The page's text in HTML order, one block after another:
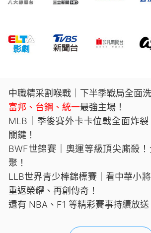
中職精采割喉戰｜下半季戰局全面
富邦、台鋼、統一最強主場！
MLB｜季後賽外卡卡位戰全面炸
關鍵！
BWF世錦賽｜奧運等級頂尖廝殺
聚！
LLB世界青少棒錦標賽｜看中華小
重返榮耀、再創傳奇！
還有 NBA、F1 等精彩賽事持續放送